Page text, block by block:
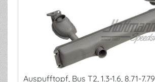
Auspufftopf, Bus T2, 1.3-1.6, 8.71-7.79